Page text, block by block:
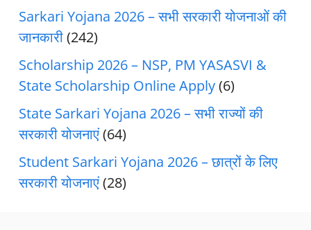
Sarkari Yojana 2026 – सभी सरकारी योजनाओं की
जानकारी(242)
Scholarship 2026 – NSP, PM YASASVI &
State Scholarship Online Apply(6)
State Sarkari Yojana 2026 – सभी राज्यों की
सरकारी योजनाएं(64)
Student Sarkari Yojana 2026 – छात्रों के लिए
सरकारी योजनाएं(28)